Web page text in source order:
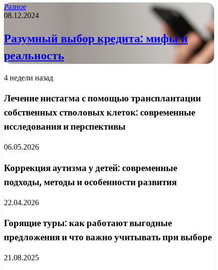
Разное
08.12.2024
Разумный выбор кредита: мифы и
реальность
4 недели назад
Лечение нистагма с помощью трансплантации
собственных стволовых клеток: современные
исследования и перспективы
06.05.2026
Коррекция аутизма у детей: современные
подходы, методы и особенности развития
22.04.2026
Горящие туры: как работают выгодные
предложения и что важно учитывать при выборе
21.08.2025